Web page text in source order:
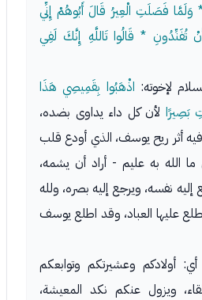
وَلَمَّا فَصَلَتِ الْعِيرُ قَالَ أَبُوهُمْ إِنِّي
تُفَنِّدُونِ * قَالُوا تَاللَّهِ إِنَّكَ لَفِي
لإخوته: اذْهَبُوا بِقَمِيصِي هَذَا
بَصِيرًا لأن كل داء يداوى بضده،
أثر ريح يوسف، الذي أودع قلب
الله به عليم - أراد أن يشمه،
إليه نفسه، ويرجع إليه بصره، ولله
عليها العباد، وقد اطلع يوسف
أي: أولادكم وعشيرتكم وتوابعكم
ويزول عنكم نكد المعيشة،